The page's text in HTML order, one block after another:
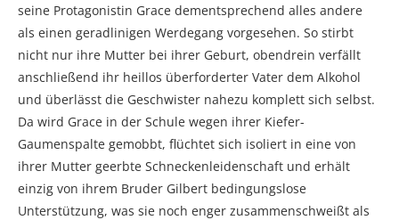
seine Protagonistin Grace dementsprechend alles andere
als einen geradlinigen Werdegang vorgesehen. So stirbt
nicht nur ihre Mutter bei ihrer Geburt, obendrein verfällt
anschließend ihr heillos überforderter Vater dem Alkohol
und überlässt die Geschwister nahezu komplett sich selbst.
Da wird Grace in der Schule wegen ihrer Kiefer-
Gaumenspalte gemobbt, flüchtet sich isoliert in eine von
ihrer Mutter geerbte Schneckenleidenschaft und erhält
einzig von ihrem Bruder Gilbert bedingungslose
Unterstützung, was sie noch enger zusammenschweißt als